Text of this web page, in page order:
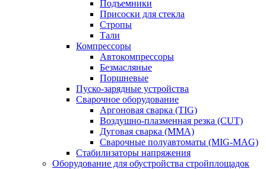
Подъемники
Присоски для стекла
Стропы
Тали
Компрессоры
Автокомпрессоры
Безмасляные
Поршневые
Пуско-зарядные устройства
Сварочное оборудование
Аргоновая сварка (TIG)
Воздушно-плазменная резка (CUT)
Дуговая сварка (ММА)
Сварочные полуавтоматы (MIG-MAG)
Стабилизаторы напряжения
Оборудование для обустройства стройплощадок